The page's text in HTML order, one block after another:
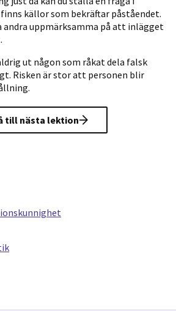
källor som bekräftar påståendet.
andra uppmärksamma på att inlägget
ut någon som råkat dela falsk
Risken är stor att personen blir
till nästa lektion